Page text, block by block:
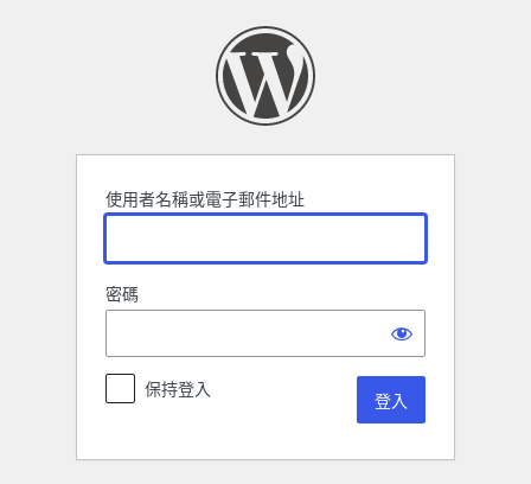
使用者名稱或電子郵件地址
密碼
保持登入